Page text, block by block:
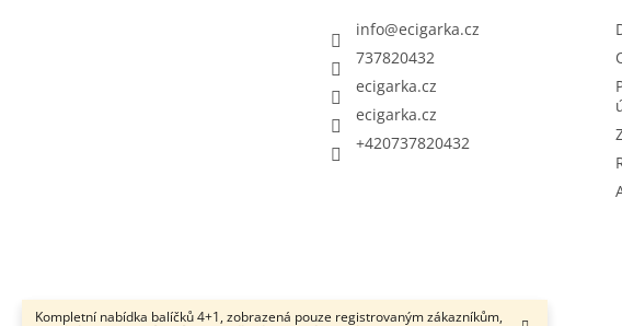
Kompletní nabídka balíčků 4+1, zobrazená pouze registrovaným zákazníkům,
info@ecigarka.cz
737820432
ecigarka.cz
ecigarka.cz
+420737820432